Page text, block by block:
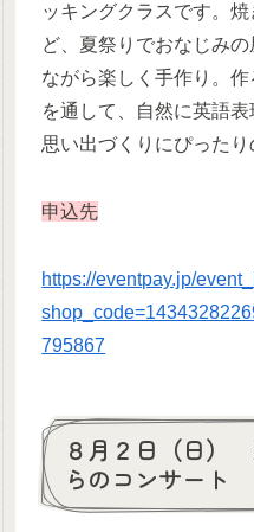
ッキングクラスです。
ど、夏祭りでおなじみ
ながら楽しく手作り。
を通して、自然に英語
思い出づくりにぴったり
申込先
https://eventpay.jp/
795867
８月２日（日
らのコンサート